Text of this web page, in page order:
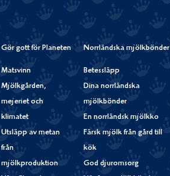
Gör gott för Planeten
Matsvinn
Mjölkgården,
mejeriet och
klimatet
Utsläpp av metan
från
mjölkproduktion
Norrländska mjölkbönder
Betessläpp
Dina norrländska
mjölkbönder
En norrländsk mjölkko
Färsk mjölk från gård till
kök
God djuromsorg